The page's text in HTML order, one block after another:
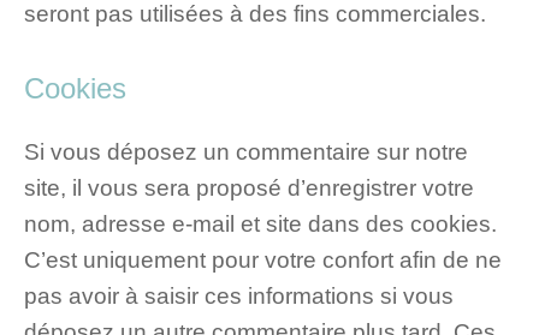
seront pas utilisées à des fins commerciales.
Cookies
Si vous déposez un commentaire sur notre
site, il vous sera proposé d’enregistrer votre
nom, adresse e-mail et site dans des cookies.
C’est uniquement pour votre confort afin de ne
pas avoir à saisir ces informations si vous